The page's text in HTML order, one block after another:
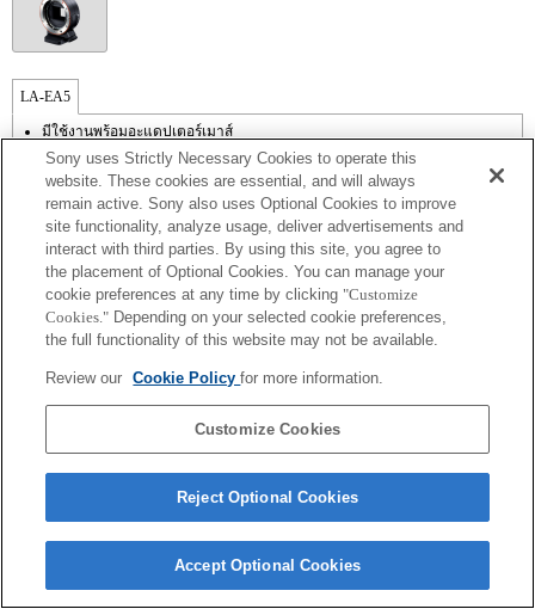
LA-EA5
มีใช้งานพร้อมอะแดปเตอร์เมาส์
ไม่รองรับ SteadyShot
เสียงการทำงานของไดอะเฟรมจะถูกบันทึกด้วยไมโครโฟนภายใน
นอกเหนือจากโหมด A (กำหนดค่าช่องรับแสง), S (กำหนดความเร็วชัตเตอร์),
และ M (แมนนวล) แล้ว คุณไม่สามารถปรับช่องรับแสงในระหว่างการบันทึกภาพ
เคลื่อนไหวได้
ฟังก์ชัน [Lens Comp] (การชดเชยเลนส์) ไม่ทำงาน
ถ้าคุณติดตั้ง [เลนส์ A-mount] โดยใช้อะแดปเตอร์เมาส์, ฟังก์ชัน assist MF จะไม่
ทำงานโดยอัตโนมัติเมื่อคุณหมุนวงแหวนปรับโฟกัส คุณสามารถขยายภาพด้วย
การเลือกฟังก์ชัน [การขยายโฟกัส] หรือ [assist MF] ให้กับปุ่มใด ๆ ใน "การตั้งค่า
ปุ่มแบบกำหนดเอง"
ชัตเตอร์แบบสัมผัสไม่ทำงาน
Sony uses Strictly Necessary Cookies to operate this
website. These cookies are essential, and will always
remain active. Sony also uses Optional Cookies to improve
site functionality, analyze usage, deliver advertisements and
interact with third parties. By using this site, you agree to
the placement of Optional Cookies. You can manage your
cookie preferences at any time by clicking "Customize
Cookies." Depending on your selected cookie preferences,
the full functionality of this website may not be available.
Review our Cookie Policyfor more information.
Customize Cookies
Reject Optional Cookies
Accept Optional Cookies